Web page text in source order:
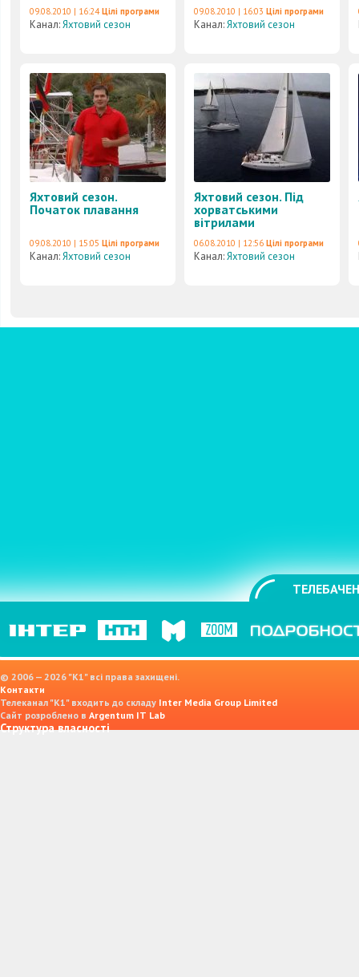
09.08.2010 | 16:24 Цілі програми
Канал:Яхтовий сезон
09.08.2010 | 16:03 Цілі програми
Канал:Яхтовий сезон
Яхтовий сезон.
Початок плавання
09.08.2010 | 15:05 Цілі програми
Канал:Яхтовий сезон
Яхтовий сезон. Під
хорватськими
вітрилами
06.08.2010 | 12:56 Цілі програми
Канал:Яхтовий сезон
© 2006 — 2026 "K1" всі права захищені.
Контакти
Телеканал "К1" входить до складу Inter Media Group Limited
Сайт розроблено в Argentum IT Lab
Структура власності